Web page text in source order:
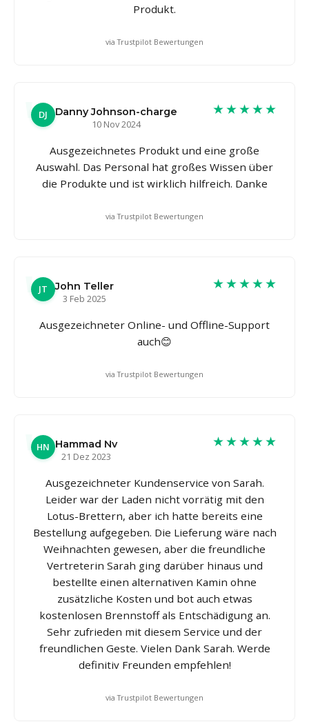
Produkt.
via Trustpilot Bewertungen
DJ
Danny Johnson-charge
10 Nov 2024
★★★★★
Ausgezeichnetes Produkt und eine große
Auswahl. Das Personal hat großes Wissen über
die Produkte und ist wirklich hilfreich. Danke
via Trustpilot Bewertungen
JT
John Teller
3 Feb 2025
★★★★★
Ausgezeichneter Online- und Offline-Support
auch😊
via Trustpilot Bewertungen
HN Hammad Nv
21 Dez 2023
★★★★★
Ausgezeichneter Kundenservice von Sarah.
Leider war der Laden nicht vorrätig mit den
Lotus-Brettern, aber ich hatte bereits eine
Bestellung aufgegeben. Die Lieferung wäre nach
Weihnachten gewesen, aber die freundliche
Vertreterin Sarah ging darüber hinaus und
bestellte einen alternativen Kamin ohne
zusätzliche Kosten und bot auch etwas
kostenlosen Brennstoff als Entschädigung an.
Sehr zufrieden mit diesem Service und der
freundlichen Geste. Vielen Dank Sarah. Werde
definitiv Freunden empfehlen!
via Trustpilot Bewertungen